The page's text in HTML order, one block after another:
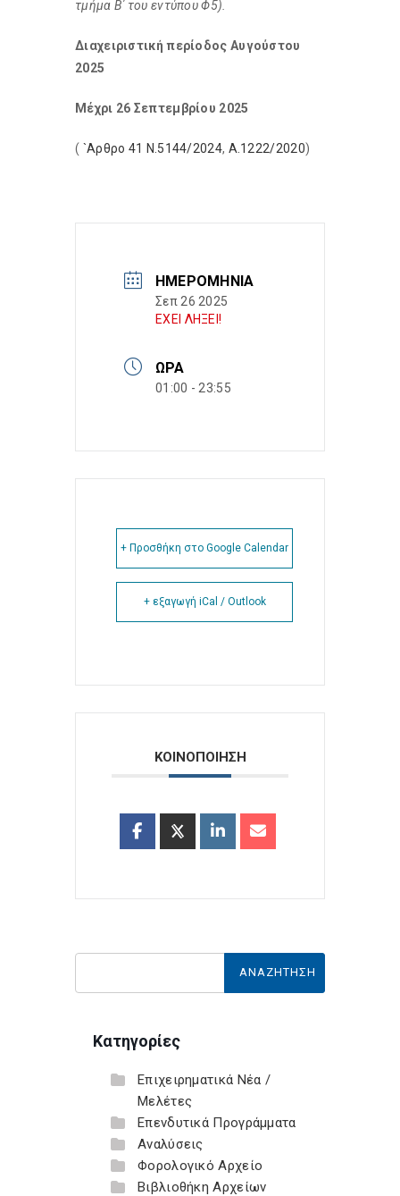
τμήμα Β΄ του εντύπου Φ5).
Διαχειριστική περίοδος Αυγούστου
2025
Μέχρι 26 Σεπτεμβρίου 2025
( `Αρθρο 41 Ν.5144/2024, Α.1222/2020)
ΗΜΕΡΟΜΗΝΊΑ
Σεπ 26 2025
ΕΧΕΙ ΛΗΞΕΙ!
ΏΡΑ
01:00 - 23:55
+ Προσθήκη στο Google Calendar
+ εξαγωγή iCal / Outlook
ΚΟΙΝΟΠΟΙΗΣΗ
Κατηγορίες
Επιχειρηματικά Νέα /
Μελέτες
Επενδυτικά Προγράμματα
Αναλύσεις
Φορολογικό Αρχείο
Βιβλιοθήκη Αρχείων